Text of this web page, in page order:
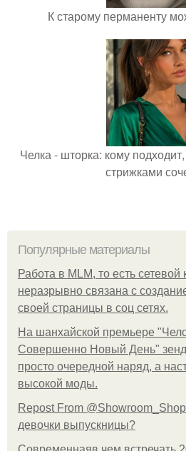
К старому перманенту
Челка - шторка: кому
стрижками
Популярные материалы
Работа в MLM, то есть
неразрывно связана с
своей страницы в соц сетях.
На шанхайской премьере
Совершенно Новый День"
просто очередной наряд, а
высокой моды.
Repost From
девочки выпускницы?